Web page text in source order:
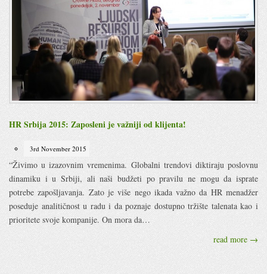
HR Srbija 2015: Zaposleni je važniji od klijenta!
3rd November 2015
“Živimo u izazovnim vremenima. Globalni trendovi diktiraju poslovnu
dinamiku i u Srbiji, ali naši budžeti po pravilu ne mogu da isprate
potrebe zapošljavanja. Zato je više nego ikada važno da HR menadžer
poseduje analitičnost u radu i da poznaje dostupno tržište talenata kao i
prioritete svoje kompanije. On mora da…
read more →